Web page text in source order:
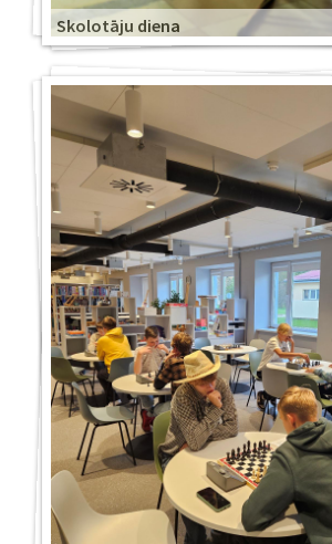
Skolotāju diena